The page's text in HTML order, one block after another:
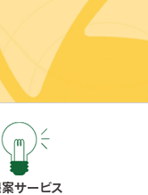
案サービス